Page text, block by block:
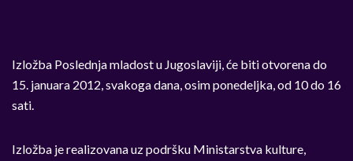
Izložba Poslednja mladost u Jugoslaviji, će biti otvorena do
15. januara 2012, svakoga dana, osim ponedeljka, od 10 do 16
sati.
Izložba je realizovana uz podršku Ministarstva kulture,